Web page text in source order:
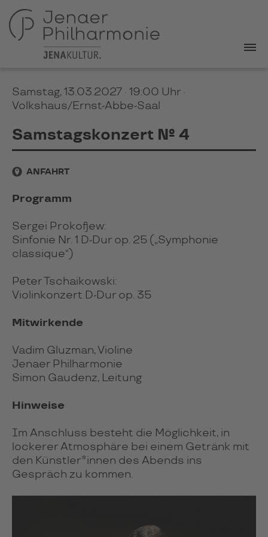
Samstag, 13.03.2027 · 19:00 Uhr ·
Volkshaus/Ernst-Abbe-Saal
Samstagskonzert № 4
ANFAHRT
Programm
Sergei Prokofjew:
Sinfonie Nr. 1 D-Dur op. 25 („Symphonie
classique“)
Peter Tschaikowski:
Violinkonzert D-Dur op. 35
Mitwirkende
Vadim Gluzman, Violine
Jenaer Philharmonie
Simon Gaudenz, Leitung
Hinweise
Im Anschluss besteht die Mög­lich­keit, in
locke­rer Atmo­sphäre bei einem Getränk mit
den Künst­ler*in­nen des Abends ins
Gespräch zu kom­men.